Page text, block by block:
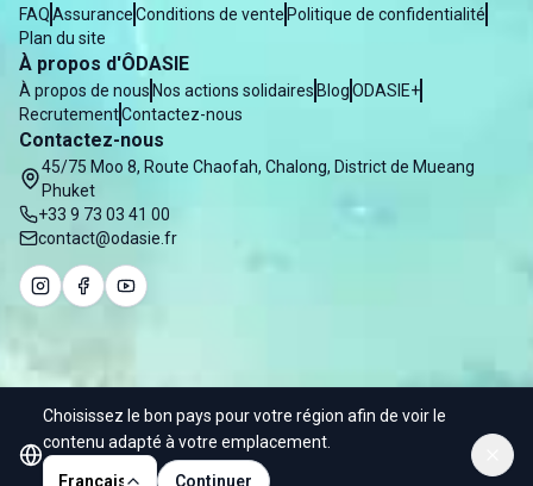
FAQAssuranceConditions de vente Politique de confidentialité
Plan du site
À propos d'ÔDASIE
À propos de nous Nos actions solidaires BlogODASIE+
RecrutementContactez-nous
Contactez-nous
45/75 Moo 8, Route Chaofah, Chalong, District de Mueang
Phuket
+33 9 73 03 41 00
contact@odasie.fr
© 2025 Odasie - Water of Asia Co. Ltd
Choisissez le bon pays pour votre région afin de voir le
contenu adapté à votre emplacement.
Français Continuer